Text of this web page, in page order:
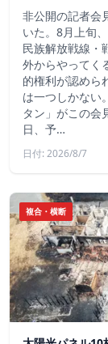
非公開の記者会
いた。8月上旬
民族解放戦線・
外からやってく
的権利が認めら
は一つしかない
タン」がこの会
日、予…
日付: 2026/8/7
複合・横断